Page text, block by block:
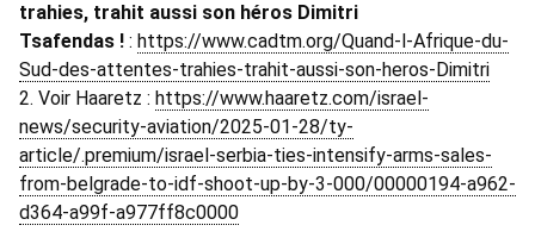
trahies, trahit aussi son héros Dimitri
Tsafendas ! : https://www.cadtm.org/Quand-l-Afrique-du-
Sud-des-attentes-trahies-trahit-aussi-son-heros-Dimitri
2. Voir Haaretz : https://www.haaretz.com/israel-
news/security-aviation/2025-01-28/ty-
article/.premium/israel-serbia-ties-intensify-arms-sales-
from-belgrade-to-idf-shoot-up-by-3-000/00000194-a962-
d364-a99f-a977ff8c0000